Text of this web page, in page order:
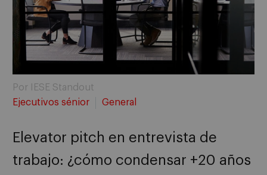
Por IESE Standout
Ejecutivos sénior
General
Elevator pitch en entrevista de
trabajo: ¿cómo condensar +20 años